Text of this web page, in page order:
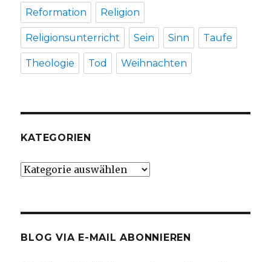
Reformation Religion
Religionsunterricht Sein Sinn Taufe
Theologie Tod Weihnachten
KATEGORIEN
Kategorien
BLOG VIA E-MAIL ABONNIEREN